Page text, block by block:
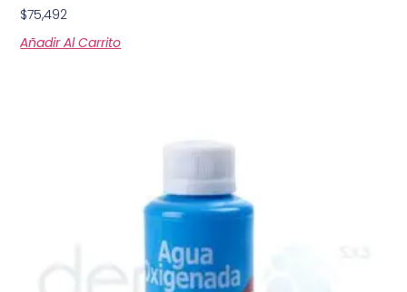
$75,492
Añadir Al Carrito